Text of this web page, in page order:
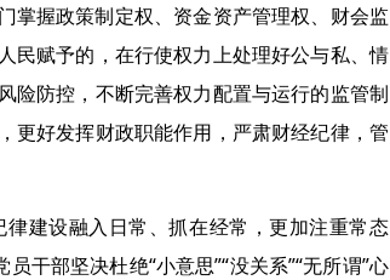
握政策制定权、资金资产管理权、财会监
民赋予的，在行使权力上处理好公与私、情
险防控，不断完善权力配置与运行的监管制
更好发挥财政职能作用，严肃财经纪律，管
建设融入日常、抓在经常，更加注重常态
干部坚决杜绝“小意思”“没关系”“无所谓”心